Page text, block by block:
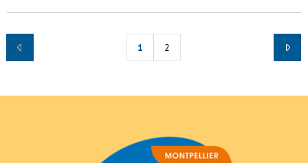
1 2